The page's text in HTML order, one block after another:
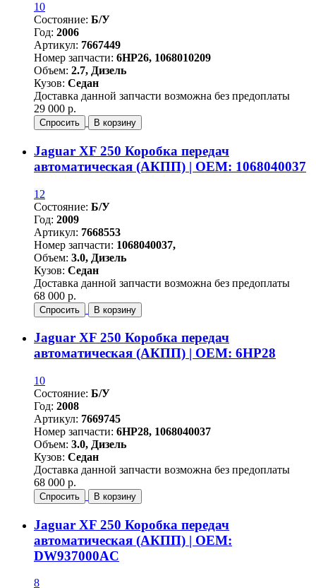
10
Состояние: Б/У
Год: 2006
Артикул: 7667449
Номер запчасти: 6HP26, 1068010209
Объем: 2.7, Дизель
Кузов: Седан
Доставка данной запчасти возможна без предоплаты
29 000 р.
Спросить В корзину
Jaguar XF 250 Коробка передач
автоматическая (АКПП) | OEM: 1068040037
12
Состояние: Б/У
Год: 2009
Артикул: 7668553
Номер запчасти: 1068040037,
Объем: 3.0, Дизель
Кузов: Седан
Доставка данной запчасти возможна без предоплаты
68 000 р.
Спросить В корзину
Jaguar XF 250 Коробка передач
автоматическая (АКПП) | OEM: 6HP28
10
Состояние: Б/У
Год: 2008
Артикул: 7669745
Номер запчасти: 6HP28, 1068040037
Объем: 3.0, Дизель
Кузов: Седан
Доставка данной запчасти возможна без предоплаты
68 000 р.
Спросить В корзину
Jaguar XF 250 Коробка передач
автоматическая (АКПП) | OEM:
DW937000AC
8